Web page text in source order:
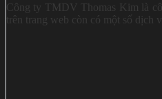
Công ty TMDV Thomas Kim là
trên trang web còn có một số